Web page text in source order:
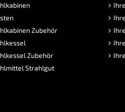
Zubehör
Zubehör
Strahlgut